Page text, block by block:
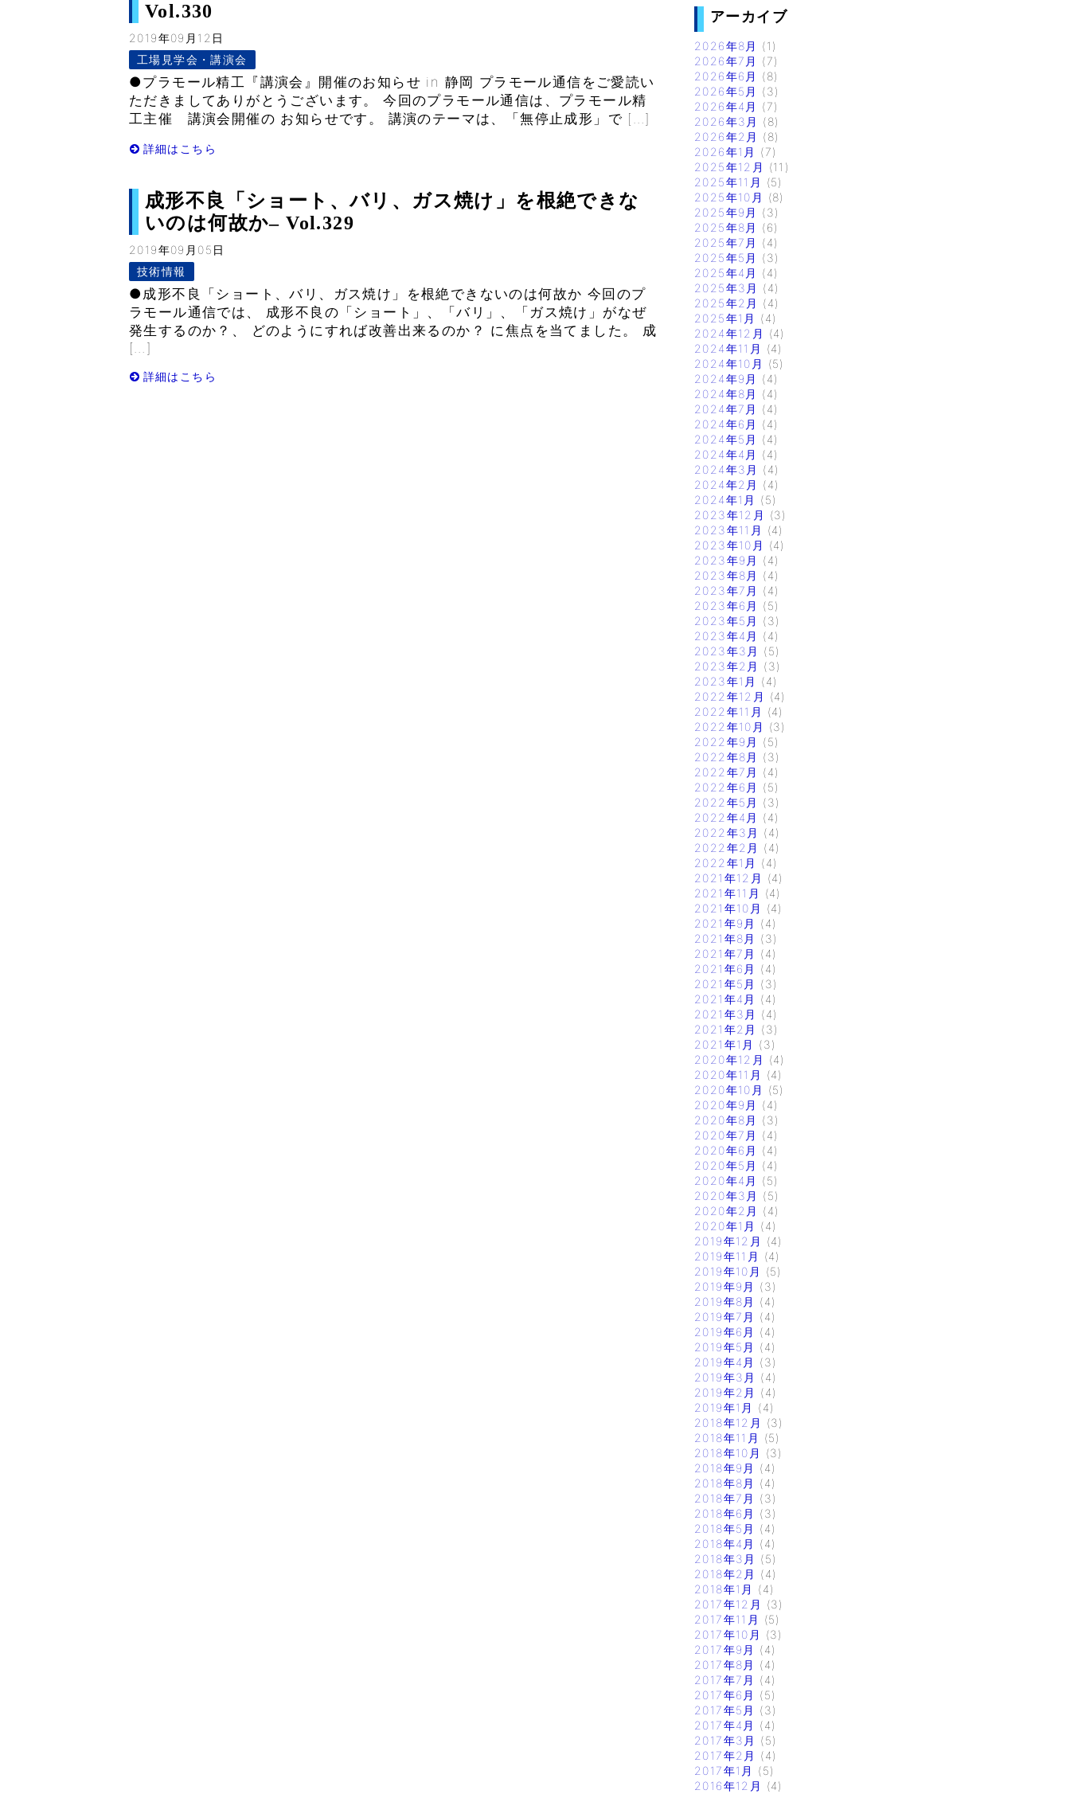
Vol.330
2019年09月12日
工場見学会・講演会
●プラモール精工『講演会』開催のお知らせ in 静岡 プラモール通信をご愛読い
ただきましてありがとうございます。 今回のプラモール通信は、プラモール精
工主催 講演会開催の お知らせです。 講演のテーマは、「無停止成形」で […]
詳細はこちら
成形不良「ショート、バリ、ガス焼け」を根絶できな
いのは何故か– Vol.329
2019年09月05日
技術情報
●成形不良「ショート、バリ、ガス焼け」を根絶できないのは何故か 今回のプ
ラモール通信では、 成形不良の「ショート」、「バリ」、「ガス焼け」がなぜ
発生するのか？、 どのようにすれば改善出来るのか？ に焦点を当てました。 成
[…]
詳細はこちら
アーカイブ
2026年8月
(1)
2026年7月
(7)
2026年6月
(8)
2026年5月
(3)
2026年4月
(7)
2026年3月
(8)
2026年2月
(8)
2026年1月
(7)
2025年12月
(11)
2025年11月
(5)
2025年10月
(8)
2025年9月
(3)
2025年8月
(6)
2025年7月
(4)
2025年5月
(3)
2025年4月
(4)
2025年3月
(4)
2025年2月
(4)
2025年1月
(4)
2024年12月
(4)
2024年11月
(4)
2024年10月
(5)
2024年9月
(4)
2024年8月
(4)
2024年7月
(4)
2024年6月
(4)
2024年5月
(4)
2024年4月
(4)
2024年3月
(4)
2024年2月
(4)
2024年1月
(5)
2023年12月
(3)
2023年11月
(4)
2023年10月
(4)
2023年9月
(4)
2023年8月
(4)
2023年7月
(4)
2023年6月
(5)
2023年5月
(3)
2023年4月
(4)
2023年3月
(5)
2023年2月
(3)
2023年1月
(4)
2022年12月
(4)
2022年11月
(4)
2022年10月
(3)
2022年9月
(5)
2022年8月
(3)
2022年7月
(4)
2022年6月
(5)
2022年5月
(3)
2022年4月
(4)
2022年3月
(4)
2022年2月
(4)
2022年1月
(4)
2021年12月
(4)
2021年11月
(4)
2021年10月
(4)
2021年9月
(4)
2021年8月
(3)
2021年7月
(4)
2021年6月
(4)
2021年5月
(3)
2021年4月
(4)
2021年3月
(4)
2021年2月
(3)
2021年1月
(3)
2020年12月
(4)
2020年11月
(4)
2020年10月
(5)
2020年9月
(4)
2020年8月
(3)
2020年7月
(4)
2020年6月
(4)
2020年5月
(4)
2020年4月
(5)
2020年3月
(5)
2020年2月
(4)
2020年1月
(4)
2019年12月
(4)
2019年11月
(4)
2019年10月
(5)
2019年9月
(3)
2019年8月
(4)
2019年7月
(4)
2019年6月
(4)
2019年5月
(4)
2019年4月
(3)
2019年3月
(4)
2019年2月
(4)
2019年1月
(4)
2018年12月
(3)
2018年11月
(5)
2018年10月
(3)
2018年9月
(4)
2018年8月
(4)
2018年7月
(3)
2018年6月
(3)
2018年5月
(4)
2018年4月
(4)
2018年3月
(5)
2018年2月
(4)
2018年1月
(4)
2017年12月
(3)
2017年11月
(5)
2017年10月
(3)
2017年9月
(4)
2017年8月
(4)
2017年7月
(4)
2017年6月
(5)
2017年5月
(3)
2017年4月
(4)
2017年3月
(5)
2017年2月
(4)
2017年1月
(5)
2016年12月
(4)